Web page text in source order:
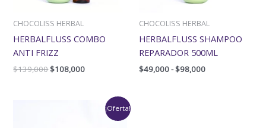
CHOCOLISS HERBAL
HERBALFLUSS COMBO
ANTI FRIZZ
$139,000$108,000
CHOCOLISS HERBAL
HERBALFLUSS SHAMPOO
REPARADOR 500ML
$49,000-$98,000
¡Oferta!